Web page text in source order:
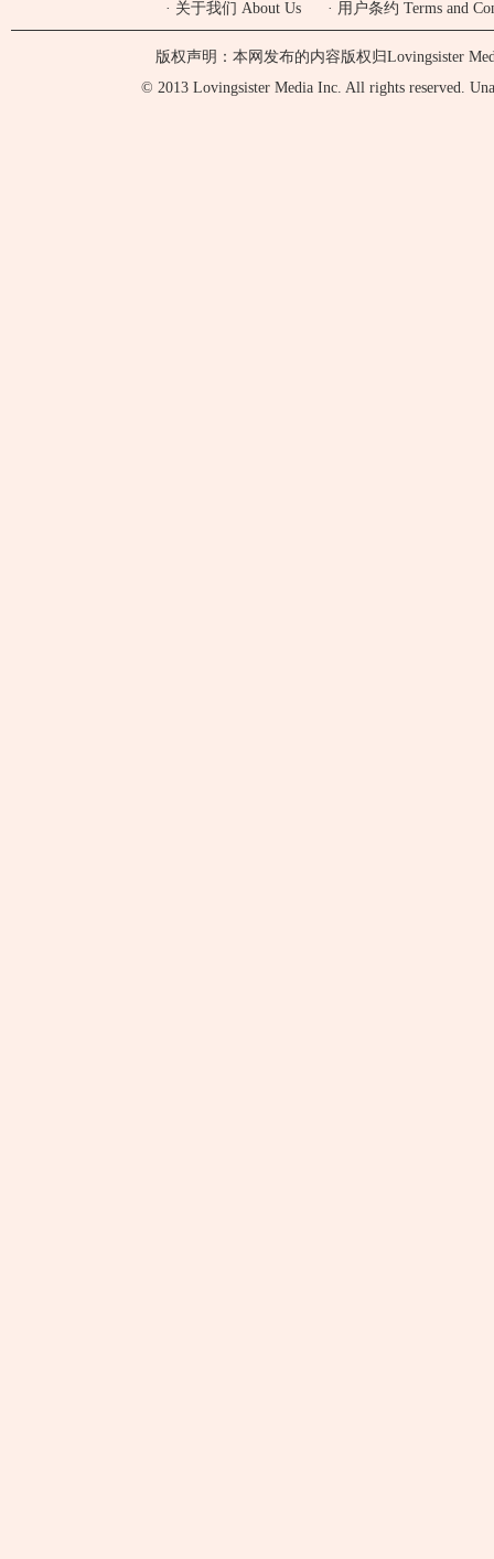
· 关于我们 About Us · 用户条约 Terms and
版权声明：本网发布的内容版权归Lovingsister
© 2013 Lovingsister Media Inc. All rights reserved.